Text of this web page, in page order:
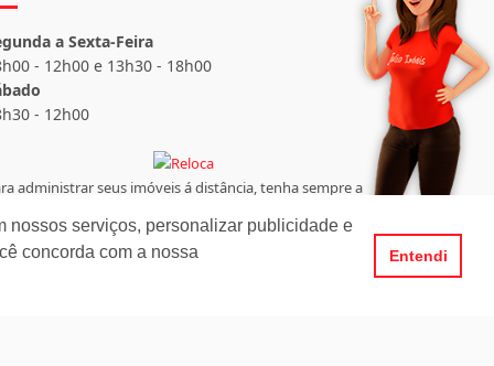
nossos serviços, personalizar publicidade e
concorda com a nossa
Entendi
a Sexta-Feira
- 12h00 e 13h30 - 18h00
- 12h00
administrar seus imóveis á distância, tenha sempre a